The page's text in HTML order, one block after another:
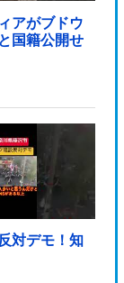
アがブドウ
国籍公開せ
対デモ！知